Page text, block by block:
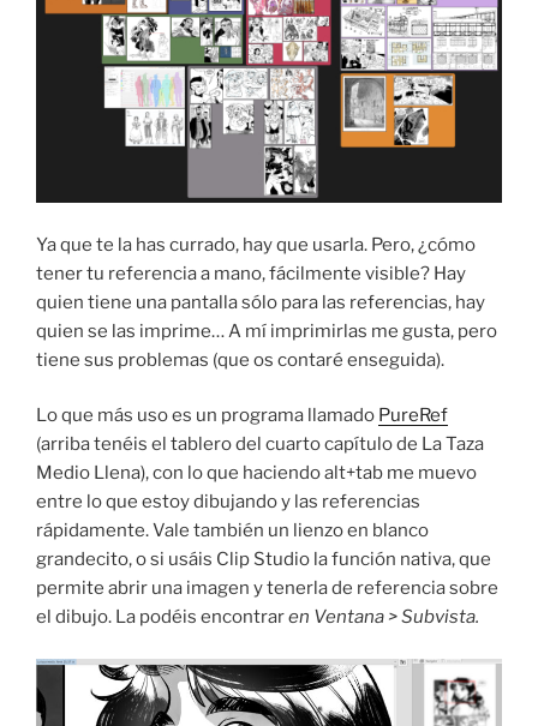
Ya que te la has currado, hay que usarla. Pero, ¿cómo
tener tu referencia a mano, fácilmente visible? Hay
quien tiene una pantalla sólo para las referencias, hay
quien se las imprime… A mí imprimirlas me gusta, pero
tiene sus problemas (que os contaré enseguida).
Lo que más uso es un programa llamado PureRef
(arriba tenéis el tablero del cuarto capítulo de La Taza
Medio Llena), con lo que haciendo alt+tab me muevo
entre lo que estoy dibujando y las referencias
rápidamente. Vale también un lienzo en blanco
grandecito, o si usáis Clip Studio la función nativa, que
permite abrir una imagen y tenerla de referencia sobre
el dibujo. La podéis encontraren Ventana > Subvista.